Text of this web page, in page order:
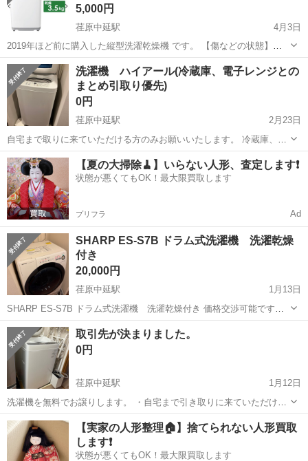
5,000円
荏原中延駅
4月3日
2019年ほど前に購入した縦型洗濯乾燥機 です。 【傷などの状態】と
くに目立った傷はありません。 【アピールポイント】状態はいいので
まだまだ使えます！ 【希望取引場所】荏原中延駅の近く 【希望取引
日】4月11日 上記の条...
東京 品川区 荏原中延駅 生活家電 ヒーター
洗濯機 ハイアール(冷蔵庫、電子レンジとの
まとめ引取り優先)
0円
荏原中延駅
2月23日
自宅まで取りに来ていただける方のみお願いいたします。 冷蔵庫、電
子レンジとのまとめ引取りの方優先です。
東京 品川区 荏原中延駅 生活家電 ハイアール
【夏の大掃除🧹】いらない人形、査定します❗️
状態が悪くてもOK！最大限買取します
プリフラ Ad
SHARP ES-S7B ドラム式洗濯機 洗濯乾燥
付き
20,000円
荏原中延駅
1月13日
SHARP ES-S7B ドラム式洗濯機 洗濯乾燥付き 価格交渉可能です！
配達はできないため、取りに来ていただく必要がございます。 引っ越
しの兼ね合いでお売りしてます。 できれば2月頭から中旬ごろの取引
ができれば幸...
東京 品川区 荏原中延駅 生活家電
取引先が決まりました。
0円
荏原中延駅
1月12日
洗濯機を無料でお譲りします。 ・自宅まで引き取りに来ていただける
方 ・搬出作業もご自身で行っていただける方 ・1/23の16:00〜19:00に
取りに来て頂ける方 を希望します。 動作は問題ありませんが、使用感
はありま...
東京 品川区 荏原中延駅 生活家電 付近
【実家の人形整理🏠】捨てられない人形買取
します❗️
状態が悪くてもOK！最大限買取します